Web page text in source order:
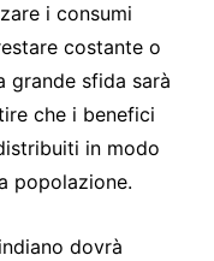
i consumi
costante o
grande sfida sarà
che i benefici
in modo
popolazione.
dovrà